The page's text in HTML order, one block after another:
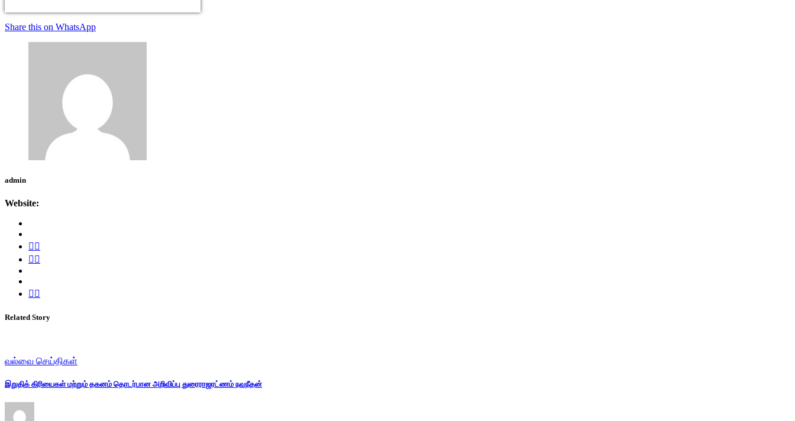
Share this on WhatsApp
admin
Website:
Related Story
வல்வை செய்திகள்
இறுதிக் கிரியைகள் மற்றும் தகனம் தொடர்பான அறிவிப்பு துரைராஜரட்ணம் நவநீதன்